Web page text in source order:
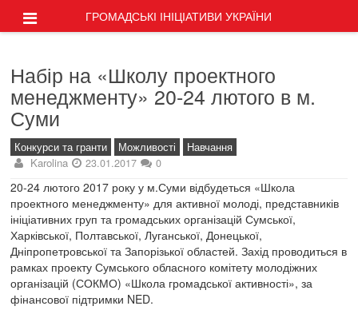
ГРОМАДСЬКІ ІНІЦІАТИВИ УКРАЇНИ
Набір на «Школу проектного
менеджменту» 20-24 лютого в м.
Суми
Конкурси та гранти Можливості Навчання
Karolina 23.01.2017 0
20-24 лютого 2017 року у м.Суми відбудеться «Школа
проектного менеджменту» для активної молоді, представників
ініціативних груп та громадських організацій Сумської,
Харківської, Полтавської, Луганської, Донецької,
Дніпропетровської та Запорізької областей. Захід проводиться в
рамках проекту Сумського обласного комітету молодіжних
організацій (СОКМО) «Школа громадської активності», за
фінансової підтримки NED.